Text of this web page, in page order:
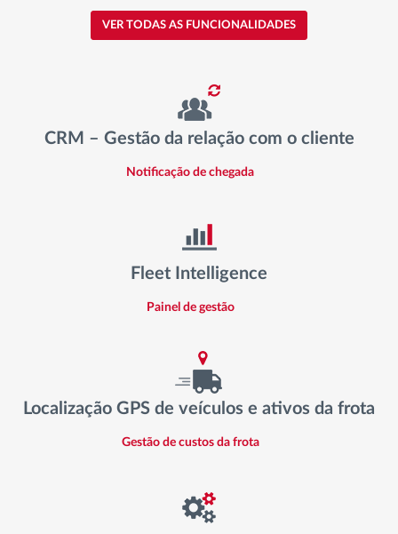
VER TODAS AS FUNCIONALIDADES
CRM – Gestão da relação com o cliente
Notificação de chegada
Fleet Intelligence
Painel de gestão
Localização GPS de veículos e ativos da frota
Gestão de custos da frota